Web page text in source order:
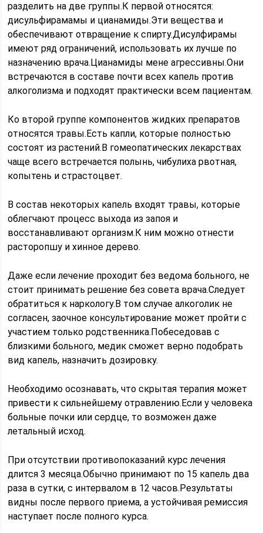
разделить на две группы.К первой относятся:
дисульфирамамы и цианамиды.Эти вещества и
обеспечивают отвращение к спирту.Дисулфирамы
имеют ряд ограничений, использовать их лучше по
назначению врача.Цианамиды мене агрессивны.Они
встречаются в составе почти всех капель против
алкоголизма и подходят практически всем пациентам.
Ко второй группе компонентов жидких препаратов
относятся травы.Есть капли, которые полностью
состоят из растений.В гомеопатических лекарствах
чаще всего встречается полынь, чибулиха рвотная,
копытень и страстоцвет.
В состав некоторых капель входят травы, которые
облегчают процесс выхода из запоя и
восстанавливают организм.К ним можно отнести
расторопшу и хинное дерево.
Даже если лечение проходит без ведома больного, не
стоит принимать решение без совета врача.Следует
обратиться к наркологу.В том случае алкоголик не
согласен, заочное консультирование может пройти с
участием только родственника.Побеседовав с
близкими больного, медик сможет верно подобрать
вид капель, назначить дозировку.
Необходимо осознавать, что скрытая терапия может
привести к сильнейшему отравлению.Если у человека
больные почки или сердце, то возможен даже
летальный исход.
При отсутствии противопоказаний курс лечения
длится 3 месяца.Обычно принимают по 15 капель два
раза в сутки, с интервалом в 12 часов.Результаты
видны после первого приема, а устойчивая ремиссия
наступает после полного курса.